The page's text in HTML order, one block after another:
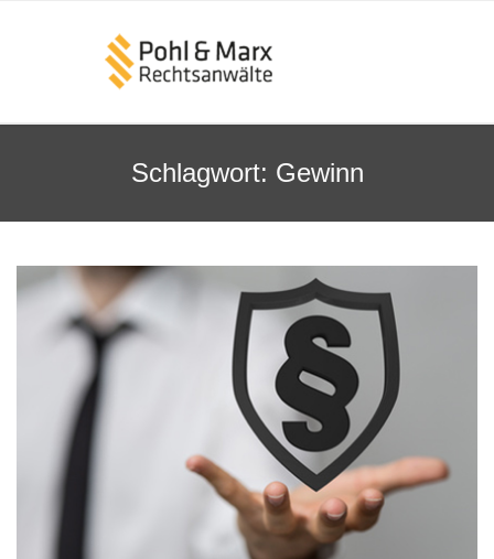
Schlagwort: Gewinn